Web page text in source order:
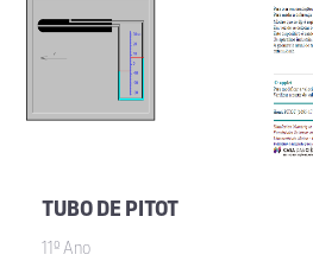
TUBO DE PITOT
11º Ano